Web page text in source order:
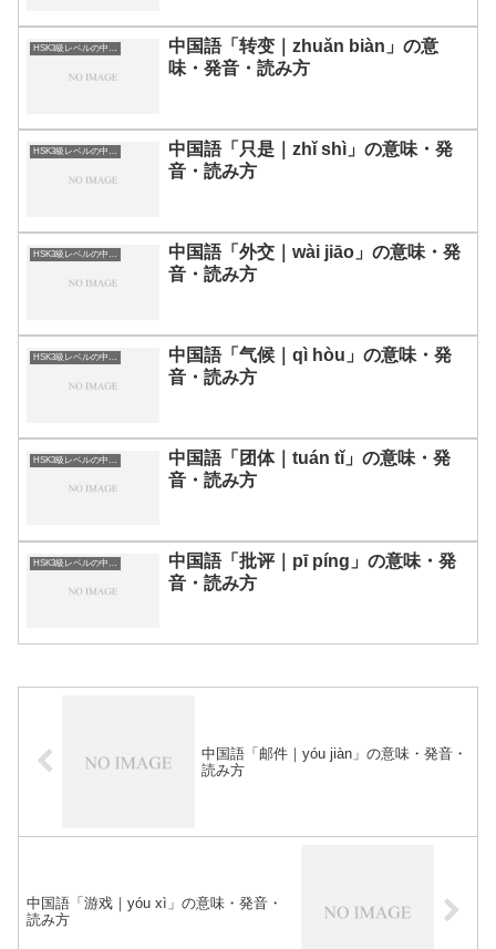
HSK3級レベルの中国語
中国語「转变｜zhuǎn biàn」の意
味・発音・読み方
HSK3級レベルの中国語
中国語「只是｜zhǐ shì」の意味・発
音・読み方
HSK3級レベルの中国語
中国語「外交｜wài jiāo」の意味・発
音・読み方
HSK3級レベルの中国語
中国語「气候｜qì hòu」の意味・発
音・読み方
中国語「团体｜tuán tǐ」の意味・発
音・読み方
中国語「批评｜pī píng」の意味・発
音・読み方
中国語「邮件｜yóu jiàn」の意味・発音・
読み方
中国語「游戏｜yóu xì」の意味・発音・
読み方